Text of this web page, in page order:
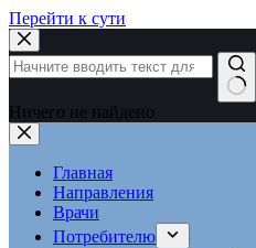
Перейти к сути
Ничего не найдено
Главная
Направления
Врачи
Потребителю